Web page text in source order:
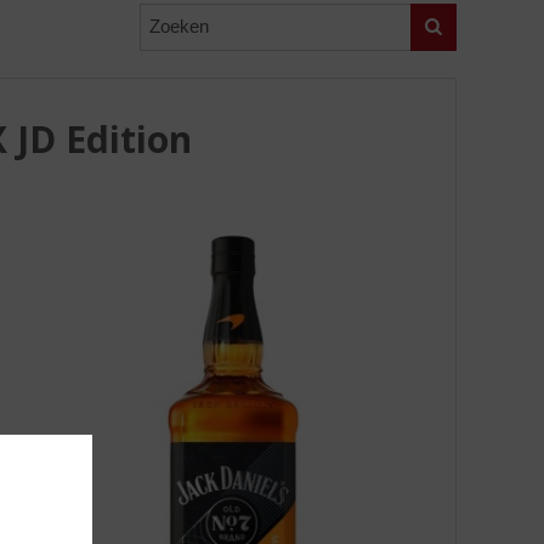
Zoeken
JD Edition